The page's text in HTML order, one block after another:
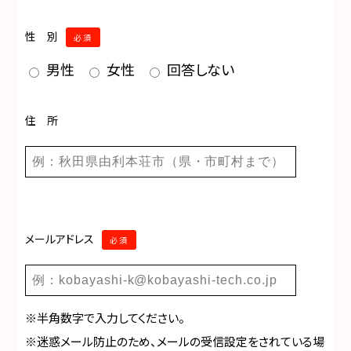
性 別 必須
男性 女性 回答しない
住 所
メールアドレス 必須
※半角数字で入力してください。
※迷惑メール防止のため、メールの受信設定をされている場